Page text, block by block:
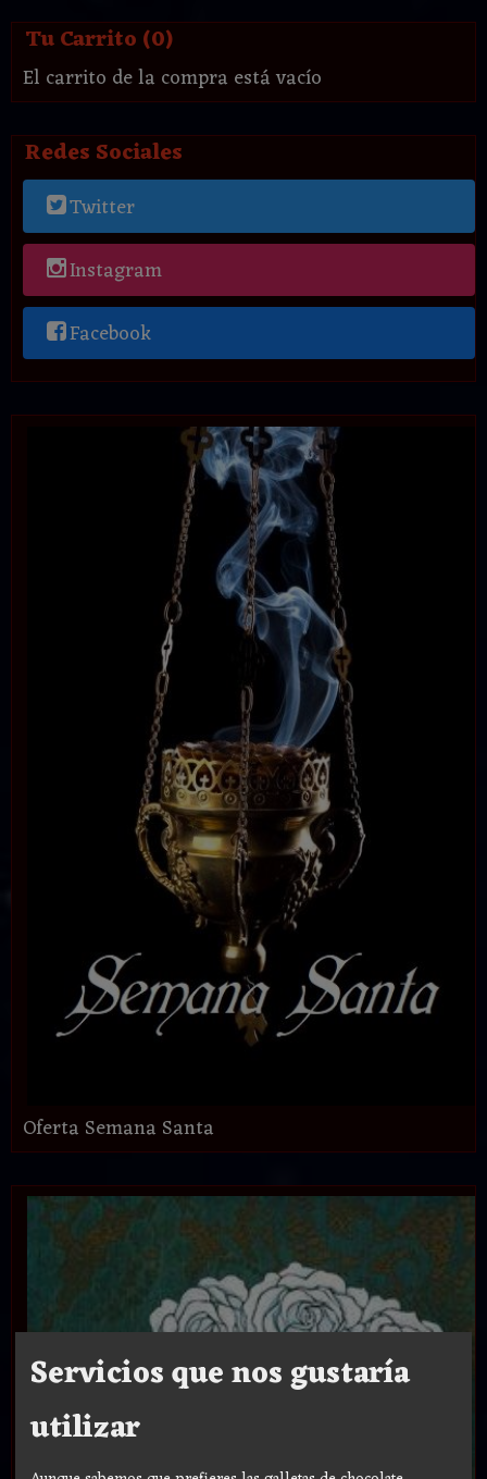
Tu Carrito (0)
El carrito de la compra está vacío
Redes Sociales
Twitter
Instagram
Facebook
Oferta Semana Santa
Servicios que nos gustaría
utilizar